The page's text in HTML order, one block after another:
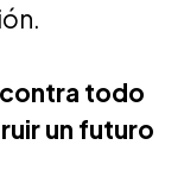
contra todo
un futuro